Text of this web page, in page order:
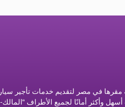
في مصر لتقديم خدمات تأجير
وأكثر أمانًا لجميع الأطراف